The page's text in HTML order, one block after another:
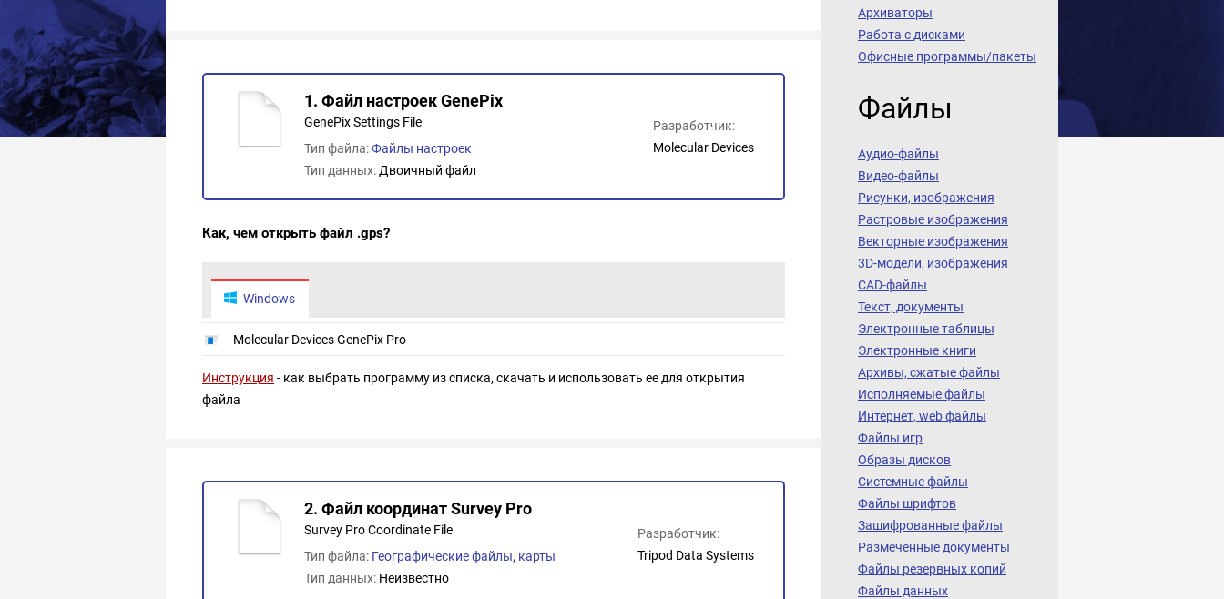
1. Файл настроек GenePix
GenePix Settings File
Тип файла:Файлы настроек
Тип данных: Двоичный файл
Разработчик:
Molecular Devices
Как, чем открыть файл .gps?
Windows
Molecular Devices GenePix Pro
Инструкция - как выбрать программу из списка, скачать и использовать ее для открытия
файла
2. Файл координат Survey Pro
Survey Pro Coordinate File
Тип файла: Географические файлы, карты
Тип данных: Неизвестно
Разработчик:
Tripod Data Systems
Архиваторы
Работа с дисками
Офисные программы/пакеты
Файлы
Аудио-файлы
Видео-файлы
Рисунки, изображения
Растровые изображения
Векторные изображения
3D-модели, изображения
CAD-файлы
Текст, документы
Электронные таблицы
Электронные книги
Архивы, сжатые файлы
Исполняемые файлы
Интернет, web файлы
Файлы игр
Образы дисков
Системные файлы
Файлы шрифтов
Зашифрованные файлы
Размеченные документы
Файлы резервных копий
Файлы данных